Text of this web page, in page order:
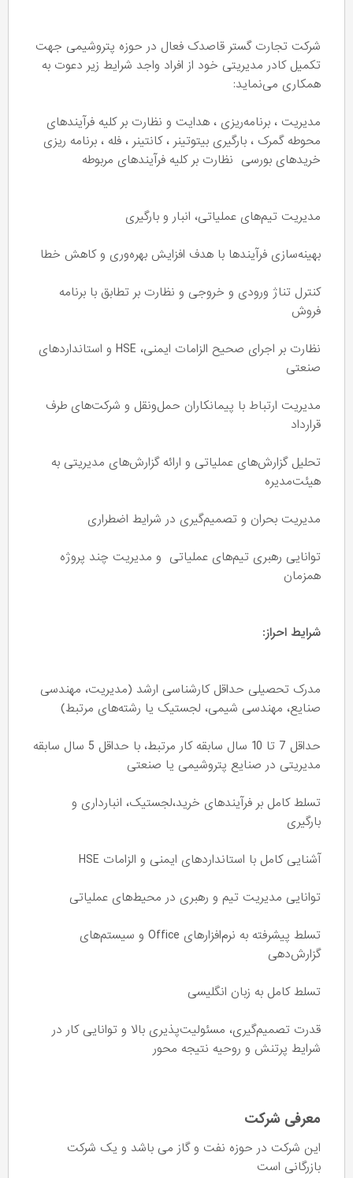
شرکت تجارت گستر قاصدک فعال در حوزه پتروشیمی جهت
تکمیل کادر مدیریتی خود از افراد واجد شرایط زیر دعوت به
همکاری می‌نماید:
مدیریت ، برنامه‌ریزی ، هدایت و نظارت بر کلیه فرآیندهای
محوطه گمرک ، بارگیری بیتوتینر ، کانتینر ، فله ، برنامه ریزی
خریدهای بورسی نظارت بر کلیه فرآیندهای مربوطه
مدیریت تیم‌های عملیاتی، انبار و بارگیری
بهینه‌سازی فرآیندها با هدف افزایش بهره‌وری و کاهش خطا
کنترل تناژ ورودی و خروجی و نظارت بر تطابق با برنامه
فروش
نظارت بر اجرای صحیح الزامات ایمنی، HSE و استانداردهای
صنعتی
مدیریت ارتباط با پیمانکاران حمل‌ونقل و شرکت‌های طرف
قرارداد
تحلیل گزارش‌های عملیاتی و ارائه گزارش‌های مدیریتی به
هیئت‌مدیره
مدیریت بحران و تصمیم‌گیری در شرایط اضطراری
توانایی رهبری تیم‌های عملیاتی و مدیریت چند پروژه
همزمان
شرایط احراز:
مدرک تحصیلی حداقل کارشناسی ارشد (مدیریت، مهندسی
صنایع، مهندسی شیمی، لجستیک یا رشته‌های مرتبط)
حداقل 7 تا 10 سال سابقه کار مرتبط، با حداقل 5 سال سابقه
مدیریتی در صنایع پتروشیمی یا صنعتی
تسلط کامل بر فرآیندهای خرید،لجستیک، انبارداری و
بارگیری
آشنایی کامل با استانداردهای ایمنی و الزامات HSE
توانایی مدیریت تیم و رهبری در محیط‌های عملیاتی
تسلط پیشرفته به نرم‌افزارهای Office و سیستم‌های
گزارش‌دهی
تسلط کامل به زبان انگلیسی
قدرت تصمیم‌گیری، مسئولیت‌پذیری بالا و توانایی کار در
شرایط پرتنش و روحیه نتیجه محور
معرفی شرکت
این شرکت در حوزه نفت و گاز می باشد و یک شرکت
بازرگانی است